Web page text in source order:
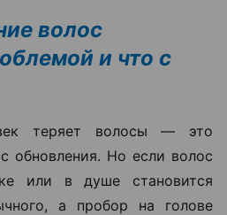
волос
и что с
теряет волосы — это
обновления. Но если волос
или в душе становится
а пробор на голове